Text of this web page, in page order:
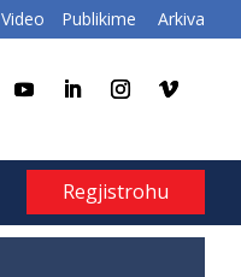
Video Publikime Arkiva
Regjistrohu